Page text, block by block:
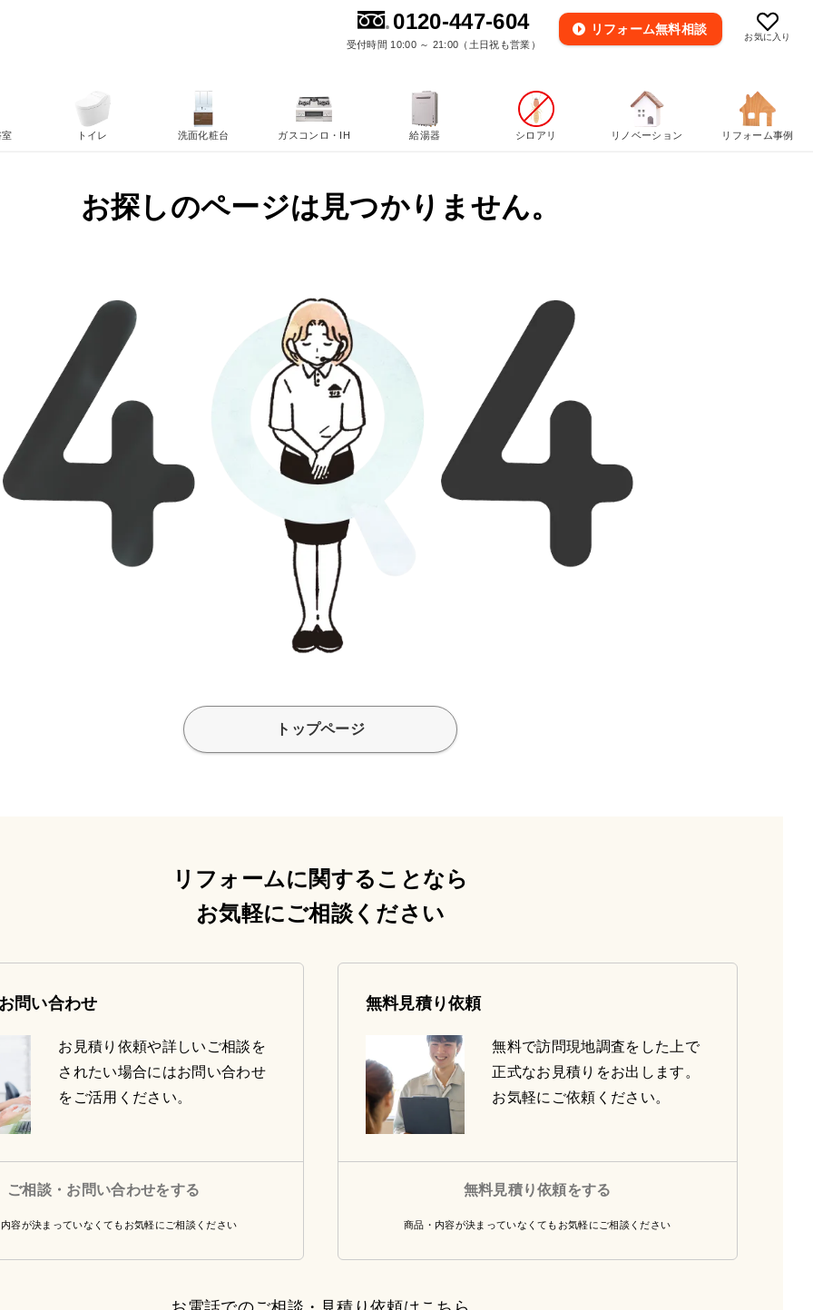
お気に入り
0120-447-604
受付時間 10:00 ～ 21:00（土日祝も営業）
リフォーム無料相談
お探しのページは見つかりません。
トップページ
リフォームに関することなら
お気軽にご相談ください
問い合わせ
お見積り依頼や詳しいご相談を
されたい場合にはお問い合わせ
をご活用ください。
ご相談・お問い合わせをする
容が決まっていなくてもお気軽にご相談ください
無料見積り依頼
無料で訪問現地調査をした上で
正式なお見積りをお出します。
お気軽にご依頼ください。
無料見積り依頼をする
商品・内容が決まっていなくてもお気軽にご相談ください
室 トイレ 洗面化粧台 ガスコンロ・IH 給湯器 シロアリ リノベーション リフォーム事例